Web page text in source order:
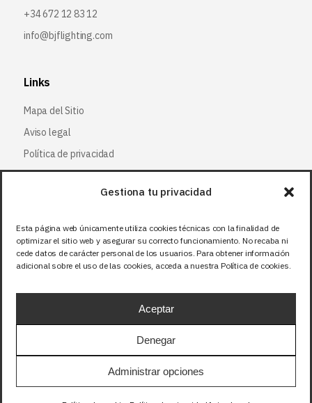
Gestiona tu privacidad
Esta página web únicamente utiliza cookies técnicas con la finalidad de
optimizar el sitio web y asegurar su correcto funcionamiento. No recaba ni
cede datos de carácter personal de los usuarios. Para obtener información
adicional sobre el uso de las cookies, acceda a nuestra Política de cookies.
Aceptar
Denegar
Administrar opciones
+34 672 12 83 12
info@bjflighting.com
Links
Mapa del Sitio
Aviso legal
Política de privacidad
Política de cookies
Síguenos
Facebook
X (Twitter)
Instagram
Precios sin IVA (21%). Tasa RAEE incluida en
aquellos productos que corresponda.